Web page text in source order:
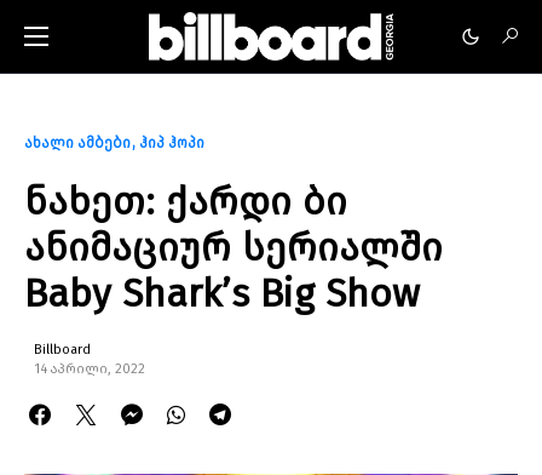
ახალი ამბები ჰიპ ჰოპი
ნახეთ: ქარდი ბი
ანიმაციურ სერიალში
Baby Shark’s Big Show
Billboard
14 აპრილი, 2022